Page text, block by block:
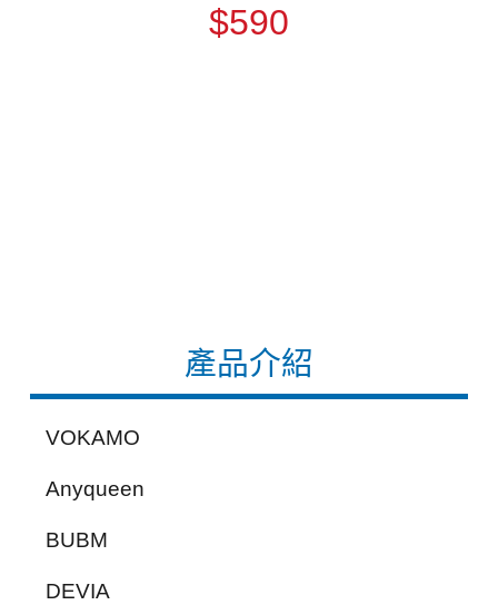
產品介紹
VOKAMO
Anyqueen
BUBM
DEVIA
$590